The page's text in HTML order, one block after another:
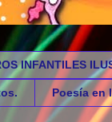
INFANTILES
Poesía en